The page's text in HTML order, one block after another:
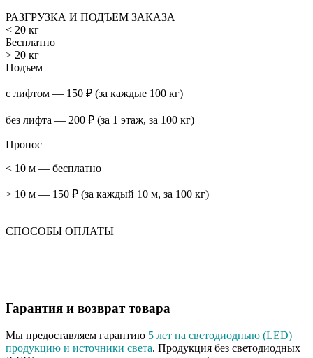
РАЗГРУЗКА И ПОДЪЕМ ЗАКАЗА
< 20 кг
Бесплатно
> 20 кг
Подъем
с лифтом — 150 ₽ (за каждые 100 кг)
без лифта — 200 ₽ (за 1 этаж, за 100 кг)
Пронос
< 10 м — бесплатно
> 10 м — 150 ₽ (за каждый 10 м, за 100 кг)
СПОСОБЫ ОПЛАТЫ
Гарантия и возврат товара
Мы предоставляем гарантию 5 лет на светодиодныю (LED)
продукцию и источники света. Продукция без светодиодных